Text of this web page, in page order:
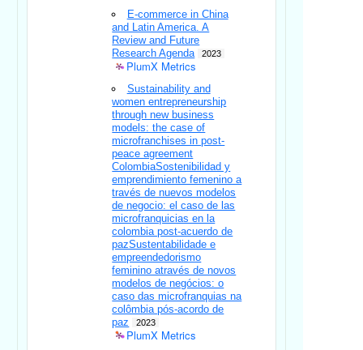
E-commerce in China
and Latin America. A
Review and Future
Research Agenda
2023
PlumX Metrics
Sustainability and
women entrepreneurship
through new business
models: the case of
microfranchises in post-
peace agreement
ColombiaSostenibilidad y
emprendimiento femenino a
través de nuevos modelos
de negocio: el caso de las
microfranquicias en la
colombia post-acuerdo de
pazSustentabilidade e
empreendedorismo
feminino através de novos
modelos de negócios: o
caso das microfranquias na
colômbia pós-acordo de
paz
2023
PlumX Metrics